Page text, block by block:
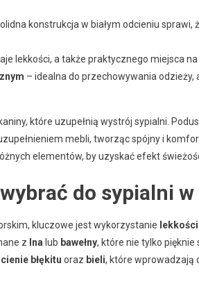
konstrukcja w białym odcieniu
lekkości, a także praktycznego miejsca na
– idealna do przechowywania
które uzupełnią wystrój sypialni.
mebli, tworząc spójny i
elementów, by uzyskać efekt
do sypialni
kluczowe jest wykorzystanie lekkości
z lna lub bawełny, które nie tylko
błękitu oraz bieli, które wprowadzają